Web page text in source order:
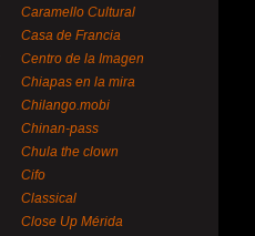
Caramello Cultural
Casa de Francia
Centro de la Imagen
Chiapas en la mira
Chilango.mobi
Chinan-pass
Chula the clown
Cifo
Classical
Close Up Mérida